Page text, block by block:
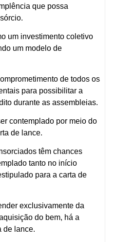
que possa
um investimento coletivo
um modelo de
de todos os
para possibilitar a
durante as assembleias.
contemplado por meio do
de lance.
têm chances
tanto no início
para a carta de
exclusivamente da
do bem, há a
de lance.